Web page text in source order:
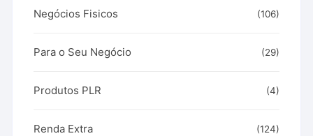
Negócios Fisicos (106)
Para o Seu Negócio (29)
Produtos PLR (4)
Renda Extra (124)